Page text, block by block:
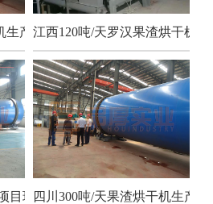
生产现场江西120吨/天罗汉果渣烘干机项
目现场四川300吨/天果渣烘干机生产现